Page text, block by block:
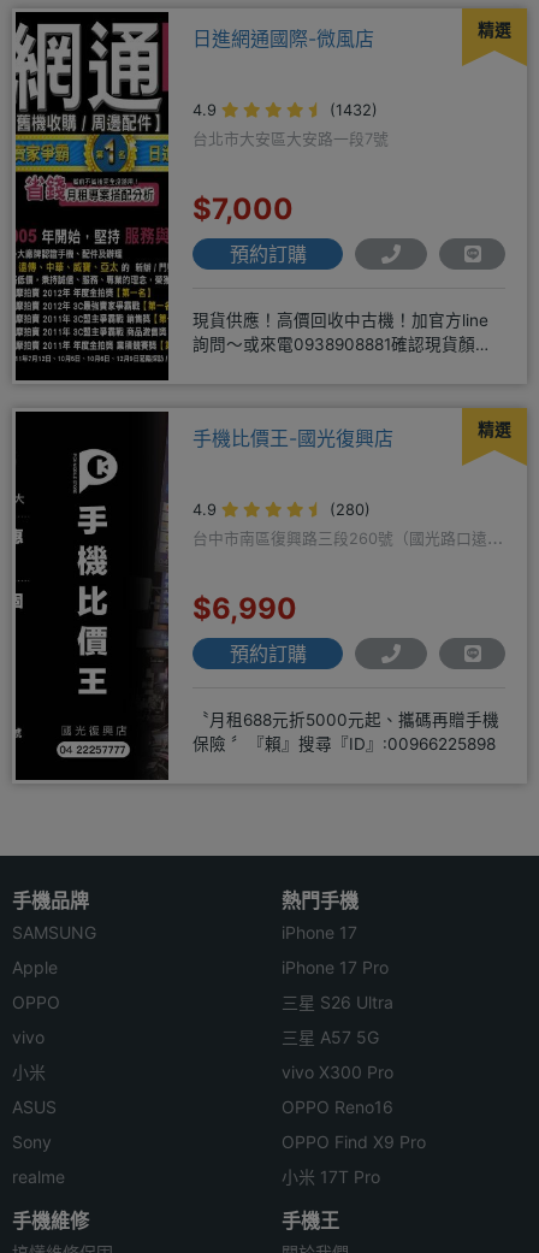
精選
日進網通國際-微風店
4.9
(1432)
台北市大安區大安路一段7號
$7,000
預約訂購
現貨供應！高價回收中古機！加官方line
詢問～或來電0938908881確認現貨顏色
精選
手機比價王-國光復興店
4.9
(280)
台中市南區復興路三段260號（國光路口遠傳
$6,990
預約訂購
〝月租688元折5000元起、攜碼再贈手機
保險 〞『賴』搜尋『ID』:00966225898
手機品牌
SAMSUNG
Apple
OPPO
vivo
小米
ASUS
Sony
realme
熱門手機
iPhone 17
iPhone 17 Pro
三星 S26 Ultra
三星 A57 5G
vivo X300 Pro
OPPO Reno16
OPPO Find X9 Pro
小米 17T Pro
手機維修 手機王